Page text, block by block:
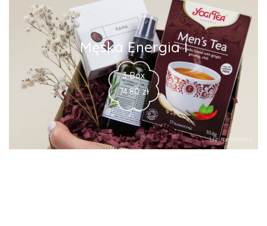
Uzupełniamy
Męska Energia I
3-Box
74.80 zł